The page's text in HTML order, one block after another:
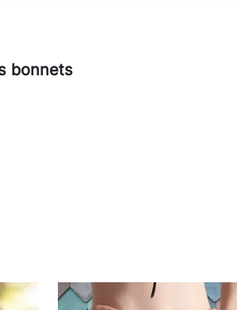
bonnets